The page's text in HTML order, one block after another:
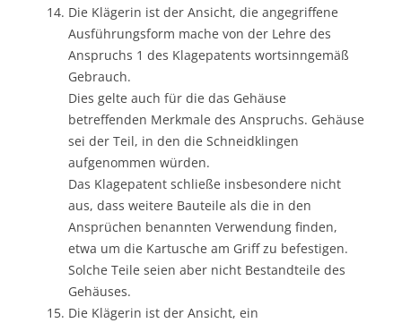
Die Klägerin ist der Ansicht, die angegriffene
Ausführungsform mache von der Lehre des
Anspruchs 1 des Klagepatents wortsinngemäß
Gebrauch.
Dies gelte auch für die das Gehäuse
betreffenden Merkmale des Anspruchs. Gehäuse
sei der Teil, in den die Schneidklingen
aufgenommen würden.
Das Klagepatent schließe insbesondere nicht
aus, dass weitere Bauteile als die in den
Ansprüchen benannten Verwendung finden,
etwa um die Kartusche am Griff zu befestigen.
Solche Teile seien aber nicht Bestandteile des
Gehäuses.
Die Klägerin ist der Ansicht, ein